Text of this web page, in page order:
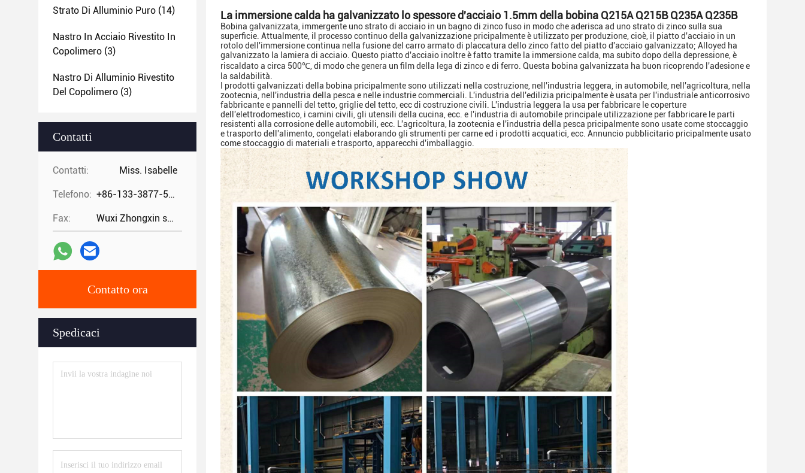
Strato Di Alluminio Puro (14)
Nastro In Acciaio Rivestito In
Copolimero (3)
Nastro Di Alluminio Rivestito
Del Copolimero (3)
Contatti
Contatti: Miss. Isabelle
Telefono: +86-133-3877-5875
Fax: Wuxi Zhongxin special steel co.,
Contatto ora
Spedicaci
La immersione calda ha galvanizzato lo spessore d'acciaio 1.5mm della bobina Q215A Q215B Q235A Q235B
Bobina galvanizzata, immergente uno strato di acciaio in un bagno di zinco fuso in modo che aderisca ad uno strato di zinco sulla sua
superficie. Attualmente, il processo continuo della galvanizzazione pricipalmente è utilizzato per produzione, cioè, il piatto d'acciaio in un
rotolo dell'immersione continua nella fusione del carro armato di placcatura dello zinco fatto del piatto d'acciaio galvanizzato; Alloyed ha
galvanizzato la lamiera di acciaio. Questo piatto d'acciaio inoltre è fatto tramite la immersione calda, ma subito dopo della depressione, è
riscaldato a circa 500℃, di modo che genera un film della lega di zinco e di ferro. Questa bobina galvanizzata ha buon ricoprendo l'adesione e
la saldabilità.
I prodotti galvanizzati della bobina pricipalmente sono utilizzati nella costruzione, nell'industria leggera, in automobile, nell'agricoltura, nella
zootecnia, nell'industria della pesca e nelle industrie commerciali.
L'industria dell'edilizia pricipalmente è usata per l'industriale anticorrosivo
fabbricante e pannelli del tetto, griglie del tetto, ecc di costruzione civili.
L'industria leggera la usa per fabbricare le coperture
dell'elettrodomestico, i camini civili, gli utensili della cucina, ecc. e l'industria di automobile principale utilizzazione per fabbricare le parti
resistenti alla corrosione delle automobili, ecc.
L'agricoltura, la zootecnia e l'industria della pesca pricipalmente sono usate come stoccaggio
e trasporto dell'alimento, congelati elaborando gli strumenti per carne ed i prodotti acquatici, ecc. Annuncio pubblicitario pricipalmente usato
come stoccaggio di materiali e trasporto, apparecchi d'imballaggio.